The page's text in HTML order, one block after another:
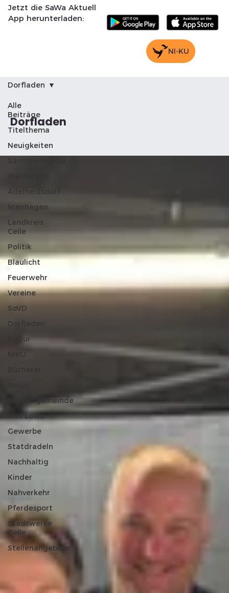
Jetzt die SaWa Aktuell
App herunterladen:
NI-KU
Alle
Beiträge
Titelthema
Neuigkeiten
Adelheidsdorf
Nienhagen
Landkreis
Celle
Politik
Blaulicht
Feuerwehr
Vereine
SoVD
Dorfladen
Kultur
NIKU
Kirchengemeinde
NIKI Löwe
Gewerbe
Statdradeln
Nachhaltig
Kinder
Nahverkehr
Pferdesport
Stadtwerke
Celle
Stellenangebote
Dorfladen
Dorfladen